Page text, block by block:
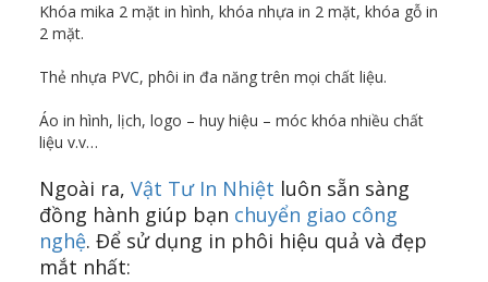
Khóa mika 2 mặt in hình, khóa nhựa in 2 mặt, khóa gỗ in
2 mặt.
Thẻ nhựa PVC, phôi in đa năng trên mọi chất liệu.
Áo in hình, lịch, logo – huy hiệu – móc khóa nhiều chất
liệu v.v…
Ngoài ra, Vật Tư In Nhiệt luôn sẵn sàng
đồng hành giúp bạn chuyển giao công
nghệ. Để sử dụng in phôi hiệu quả và đẹp
mắt nhất: